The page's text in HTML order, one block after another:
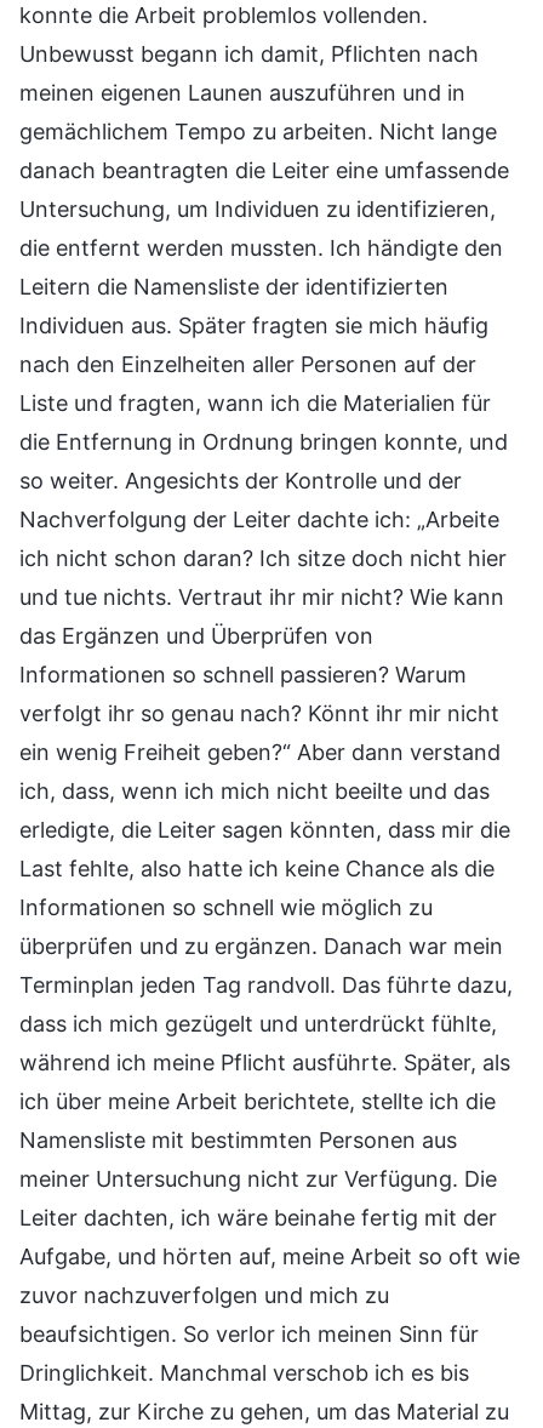
konnte die Arbeit problemlos vollenden.
Unbewusst begann ich damit, Pflichten nach
meinen eigenen Launen auszuführen und in
gemächlichem Tempo zu arbeiten. Nicht lange
danach beantragten die Leiter eine umfassende
Untersuchung, um Individuen zu identifizieren,
die entfernt werden mussten. Ich händigte den
Leitern die Namensliste der identifizierten
Individuen aus. Später fragten sie mich häufig
nach den Einzelheiten aller Personen auf der
Liste und fragten, wann ich die Materialien für
die Entfernung in Ordnung bringen konnte, und
so weiter. Angesichts der Kontrolle und der
Nachverfolgung der Leiter dachte ich: „Arbeite
ich nicht schon daran? Ich sitze doch nicht hier
und tue nichts. Vertraut ihr mir nicht? Wie kann
das Ergänzen und Überprüfen von
Informationen so schnell passieren? Warum
verfolgt ihr so genau nach? Könnt ihr mir nicht
ein wenig Freiheit geben?“ Aber dann verstand
ich, dass, wenn ich mich nicht beeilte und das
erledigte, die Leiter sagen könnten, dass mir die
Last fehlte, also hatte ich keine Chance als die
Informationen so schnell wie möglich zu
überprüfen und zu ergänzen. Danach war mein
Terminplan jeden Tag randvoll. Das führte dazu,
dass ich mich gezügelt und unterdrückt fühlte,
während ich meine Pflicht ausführte. Später, als
ich über meine Arbeit berichtete, stellte ich die
Namensliste mit bestimmten Personen aus
meiner Untersuchung nicht zur Verfügung. Die
Leiter dachten, ich wäre beinahe fertig mit der
Aufgabe, und hörten auf, meine Arbeit so oft wie
zuvor nachzuverfolgen und mich zu
beaufsichtigen. So verlor ich meinen Sinn für
Dringlichkeit. Manchmal verschob ich es bis
Mittag, zur Kirche zu gehen, um das Material zu